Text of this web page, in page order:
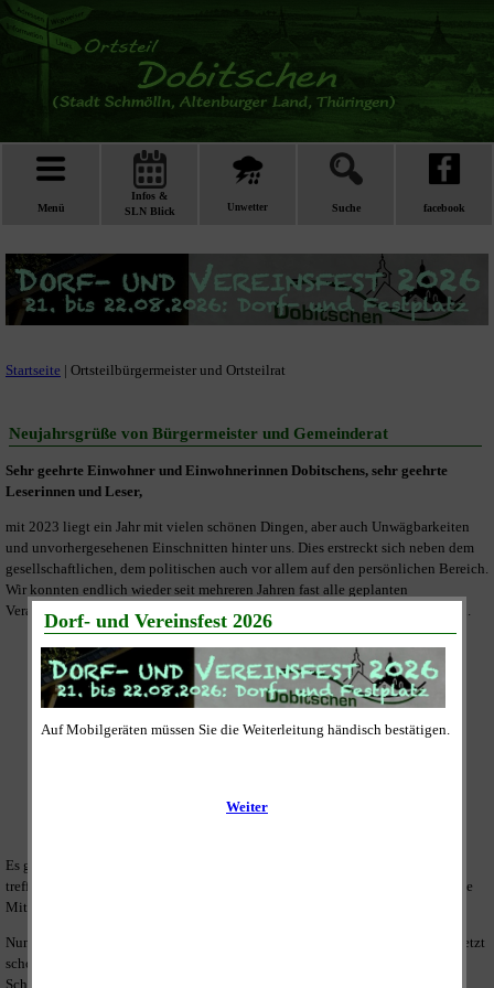
Menü
Infos &
SLN Blick
Unwetter Suche facebook
Startseite | Ortsteilbürgermeister und Ortsteilrat
Neujahrsgrüße von Bürgermeister und Gemeinderat
Sehr geehrte Einwohner und Einwohnerinnen Dobitschens, sehr geehrte
Leserinnen und Leser,
mit 2023 liegt ein Jahr mit vielen schönen Dingen, aber auch Unwägbarkeiten
und unvorhergesehenen Einschnitten hinter uns. Dies erstreckt sich neben dem
gesellschaftlichen, dem politischen auch vor allem auf den persönlichen Bereich.
Wir konnten endlich wieder seit mehreren Jahren fast alle geplanten
Veranstaltungen unseres umfangreichen Veranstaltungskalenders durchführen.
Es galt weitreichende und die Zukunft beeinflussende Entscheidungen zu
treffen. Wir mussten uns leider auch von lieb gewonnen und das Dorf prägende
Mitmenschen verabschieden.
Nun liegt ein neues Jahr 2024 vor uns und auch dies wird - soviel kann man jetzt
schon sagen - wieder ein einschneidendes. Neben der Eingliederung nach
Schmölln stehen im "Superwahljahr" auch ganz wichtige kommunale